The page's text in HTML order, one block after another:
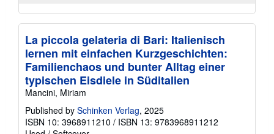
La piccola gelateria di Bari: Italienisch
lernen mit einfachen Kurzgeschichten:
Familienchaos und bunter Alltag einer
typischen Eisdiele in Süditalien
Mancini, Miriam
Published by Schinken Verlag, 2025
ISBN 10: 3968911210 / ISBN 13: 9783968911212